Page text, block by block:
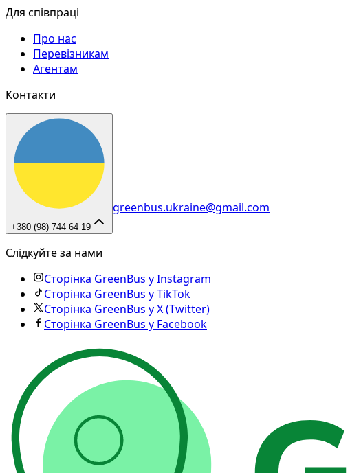
Для співпраці
Про нас
Перевізникам
Агентам
Контакти
+380 (98) 744 64 19
greenbus.ukraine@gmail.com
Слідкуйте за нами
Сторінка GreenBus у Instagram
Сторінка GreenBus у TikTok
Сторінка GreenBus у X (Twitter)
Сторінка GreenBus у Facebook